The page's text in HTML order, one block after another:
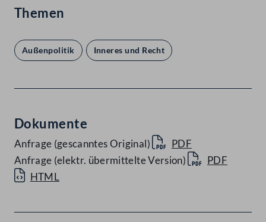
Themen
Außenpolitik Inneres und Recht
Dokumente
Anfrage (gescanntes Original)
PDF
Anfrage (elektr. übermittelte Version)
PDF
HTML